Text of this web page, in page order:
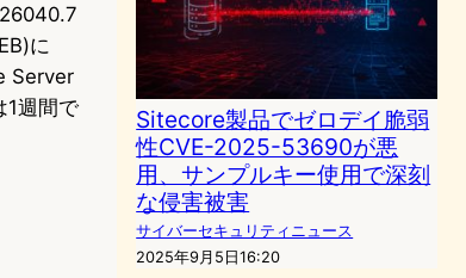
に
Server
週間で
Sitecore製品でゼロデイ脆弱
性CVE-2025-53690が悪
用、サンプルキー使用で深刻
な侵害被害
サイバーセキュリティニュース
2025年9月5日16:20